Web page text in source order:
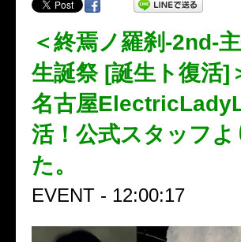
＜終焉ノ羅刹-2nd-
生誕祭 [誕生ト復活]
名古屋
活！公式スタッフ
た。
EVENT - 12:00:17